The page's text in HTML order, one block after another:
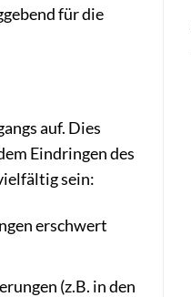
für die
auf. Dies
Eindringen des
sein:
erschwert
(z.B. in den